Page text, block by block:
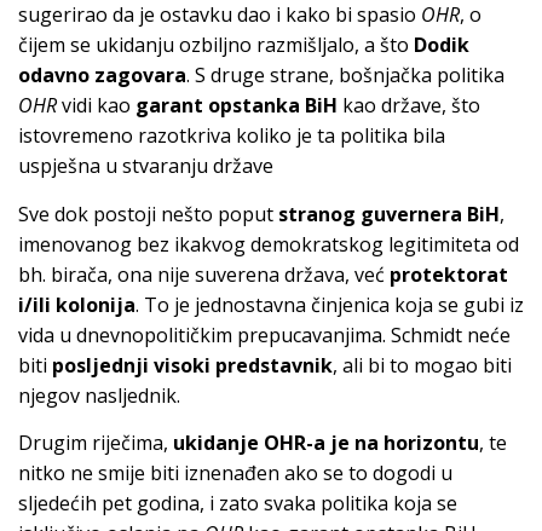
sugerirao da je ostavku dao i kako bi spasio OHR, o
čijem se ukidanju ozbiljno razmišljalo, a što Dodik
odavno zagovara. S druge strane, bošnjačka politika
OHRvidi kao garant opstanka BiH kao države, što
istovremeno razotkriva koliko je ta politika bila
uspješna u stvaranju države
Sve dok postoji nešto poput stranog guvernera BiH,
imenovanog bez ikakvog demokratskog legitimiteta od
bh. birača, ona nije suverena država, već protektorat
i/ili kolonija. To je jednostavna činjenica koja se gubi iz
vida u dnevnopolitičkim prepucavanjima. Schmidt neće
biti posljednji visoki predstavnik, ali bi to mogao biti
njegov nasljednik.
Drugim riječima, ukidanje OHR-a je na horizontu, te
nitko ne smije biti iznenađen ako se to dogodi u
sljedećih pet godina, i zato svaka politika koja se